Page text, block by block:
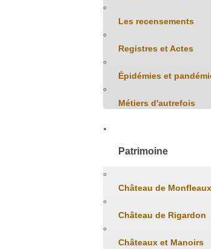
Les recensements
Registres et Actes
Épidémies et
Métiers d'autrefois
Patrimoine
Château de Monfleaux
Château de Rigardon
Châteaux et Manoirs